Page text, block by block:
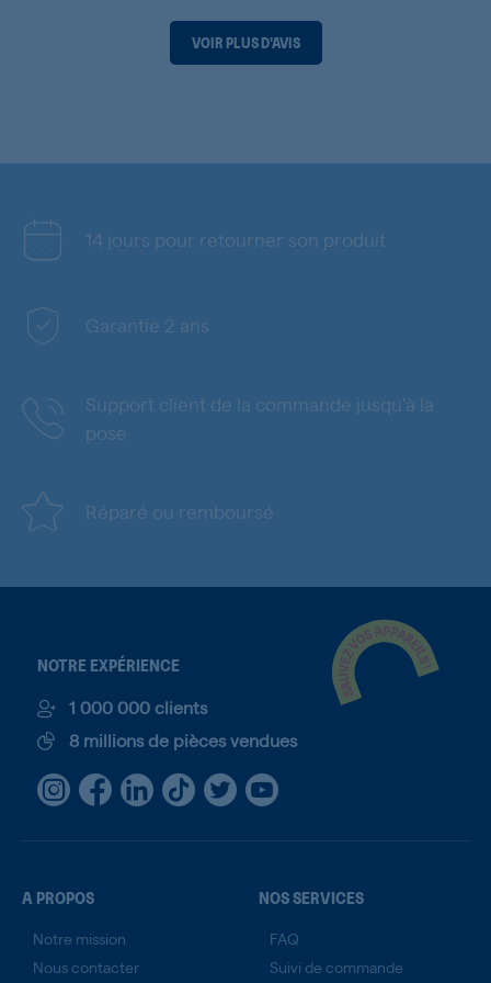
VOIR PLUS D'AVIS
14 jours pour retourner son produit
Garantie 2 ans
Support client de la commande jusqu'à la
pose
Réparé ou remboursé
NOTRE EXPÉRIENCE
1 000 000 clients
8 millions de pièces vendues
A PROPOS
Notre mission
Nous contacter
NOS SERVICES
FAQ
Suivi de commande